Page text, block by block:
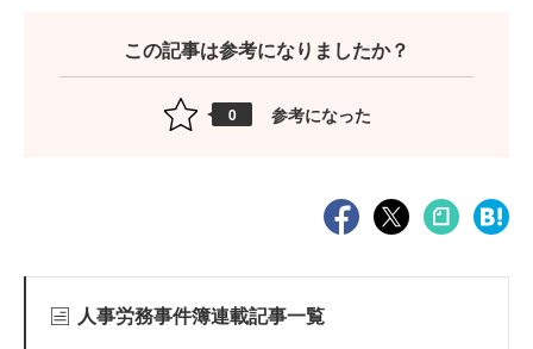
この記事は参考になりましたか？
0 参考になった
人事労務事件簿連載記事一覧